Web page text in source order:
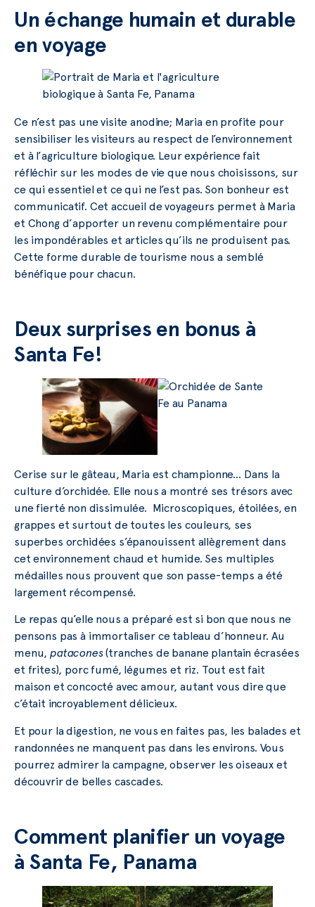
Un échange humain et durable
en voyage
Ce n’est pas une visite anodine; Maria en profite pour
sensibiliser les visiteurs au respect de l’environnement
et à l’agriculture biologique. Leur expérience fait
réfléchir sur les modes de vie que nous choisissons, sur
ce qui essentiel et ce qui ne l’est pas. Son bonheur est
communicatif. Cet accueil de voyageurs permet à Maria
et Chong d’apporter un revenu complémentaire pour
les impondérables et articles qu’ils ne produisent pas.
Cette forme durable de tourisme nous a semblé
bénéfique pour chacun.
Deux surprises en bonus à
Santa Fe!
Cerise sur le gâteau, Maria est championne… Dans la
culture d’orchidée. Elle nous a montré ses trésors avec
une fierté non dissimulée. Microscopiques, étoilées, en
grappes et surtout de toutes les couleurs, ses
superbes orchidées s’épanouissent allègrement dans
cet environnement chaud et humide. Ses multiples
médailles nous prouvent que son passe-temps a été
largement récompensé.
Le repas qu’elle nous a préparé est si bon que nous ne
pensons pas à immortaliser ce tableau d’honneur. Au
menu,patacones(tranches de banane plantain écrasées
et frites), porc fumé, légumes et riz. Tout est fait
maison et concocté avec amour, autant vous dire que
c’était incroyablement délicieux.
Et pour la digestion, ne vous en faites pas, les balades et
randonnées ne manquent pas dans les environs. Vous
pourrez admirer la campagne, observer les oiseaux et
découvrir de belles cascades.
Comment planifier un voyage
à Santa Fe, Panama